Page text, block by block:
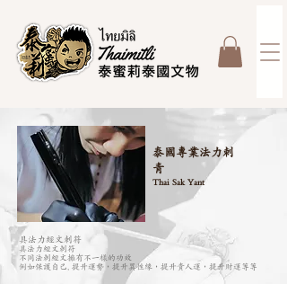
泰國專業法力刺
青
Thai Sak Yant
具法力經文刺符
不同法刺經文擁有不一樣的功效
例如保護自己, 提升運勢，提升異性緣，提升貴人運，提升財運等等
具法力經文刺符